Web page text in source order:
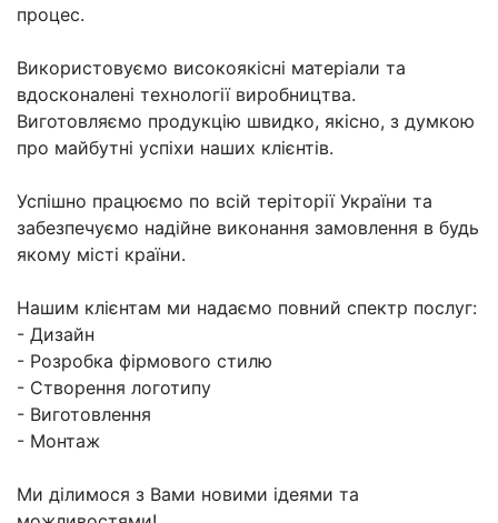
процес.
Використовуємо високоякісні матеріали та
вдосконалені технології виробництва.
Виготовляємо продукцію швидко, якісно, з думкою
про майбутні успіхи наших клієнтів.
Успішно працюємо по всій теріторії України та
забезпечуємо надійне виконання замовлення в будь
якому місті країни.
Нашим клієнтам ми надаємо повний спектр послуг:
- Дизайн
- Розробка фірмового стилю
- Створення логотипу
- Виготовлення
- Монтаж
Ми ділимося з Вами новими ідеями та